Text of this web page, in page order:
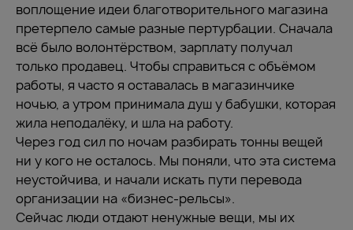
воплощение идеи благотворительного магазина
претерпело самые разные пертурбации. Сначала
всё было волонтёрством, зарплату получал
только продавец. Чтобы справиться с объёмом
работы, я часто я оставалась в магазинчике
ночью, а утром принимала душ у бабушки, которая
жила неподалёку, и шла на работу.
Через год сил по ночам разбирать тонны вещей
ни у кого не осталось. Мы поняли, что эта система
неустойчива, и начали искать пути перевода
организации на «бизнес-рельсы».
Сейчас люди отдают ненужные вещи, мы их